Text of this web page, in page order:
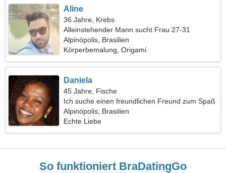
Aline
36 Jahre, Krebs
Alleinstehender Mann sucht Frau 27-31
Alpinópolis, Brasilien
Körperbemalung, Origami
Daniela
45 Jahre, Fische
Ich suche einen freundlichen Freund zum Spaß
Alpinópolis, Brasilien
Echte Liebe
So funktioniert BraDatingGo